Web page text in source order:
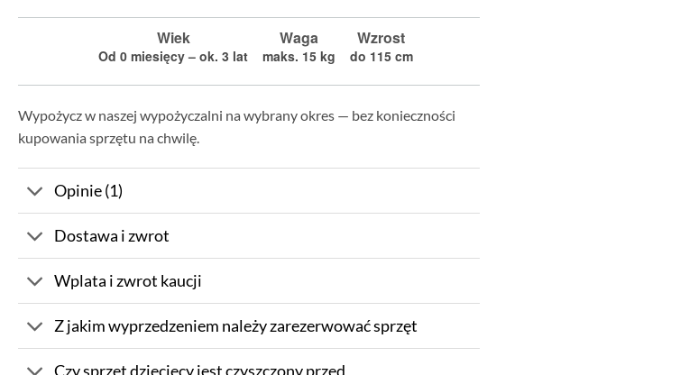
Wiek
Od 0 miesięcy – ok. 3 lat
Waga
maks. 15 kg
Wzrost
do 115 cm
Wypożycz w naszej wypożyczalni na wybrany okres — bez konieczności
kupowania sprzętu na chwilę.
Opinie (1)
Dostawa i zwrot
Wplata i zwrot kaucji
Z jakim wyprzedzeniem należy zarezerwować sprzęt
Czy sprzęt dziecięcy jest czyszczony przed